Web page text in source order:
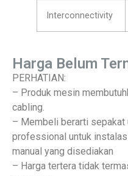
Interconnectivity
Harga Belum
PERHATIAN:
– Produk mesin
cabling.
– Membeli berarti sepakat
professional untuk
manual yang disediakan
– Harga tertera tidak